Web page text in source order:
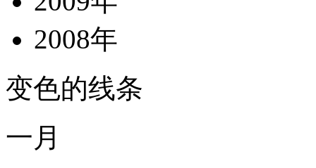
2008年
变色的线条
一月